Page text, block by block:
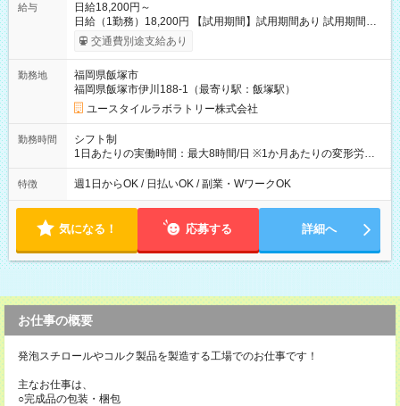
給与
日給18,200円～
日給（1勤務）18,200円 【試用期間】試用期間あり 試用期間の
長さ：3ヶ月 雇用形態、給与は本採用時と同じです。
交通費別途支給あり
勤務地
福岡県飯塚市
福岡県飯塚市伊川188-1（最寄り駅：飯塚駅）
ユースタイルラボラトリー株式会社
勤務時間
シフト制
1日あたりの実働時間：最大8時間/日 ※1か月あたりの変形労働
制（週平均40時間以内） 夜勤：17:00-翌09:00（休憩2時間）
特徴 週1日からOK / 日払いOK / 副業・WワークOK
気になる！ 応募する 詳細へ
お仕事の概要
発泡スチロールやコルク製品を製造する工場でのお仕事です！
主なお仕事は、
○完成品の包装・梱包